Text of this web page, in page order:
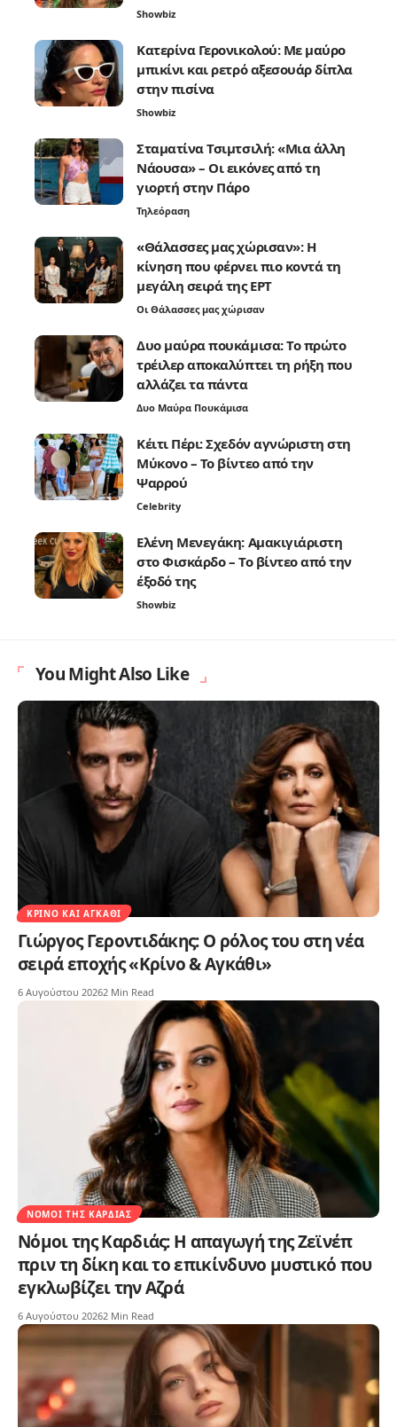
Showbiz
Κατερίνα Γερονικολού: Με μαύρο
μπικίνι και ρετρό αξεσουάρ δίπλα
στην πισίνα
Showbiz
Σταματίνα Τσιμτσιλή: «Μια άλλη
Νάουσα» – Οι εικόνες από τη
γιορτή στην Πάρο
Τηλεόραση
«Θάλασσες μας χώρισαν»: Η
κίνηση που φέρνει πιο κοντά τη
μεγάλη σειρά της ΕΡΤ
Οι Θάλασσες μας χώρισαν
Δυο μαύρα πουκάμισα: Το πρώτο
τρέιλερ αποκαλύπτει τη ρήξη που
αλλάζει τα πάντα
Δυο Μαύρα Πουκάμισα
Κέιτι Πέρι: Σχεδόν αγνώριστη στη
Μύκονο – Το βίντεο από την
Ψαρρού
Celebrity
Ελένη Μενεγάκη: Αμακιγιάριστη
στο Φισκάρδο – Το βίντεο από την
έξοδό της
Showbiz
You Might Also Like
ΚΡΊΝΟ ΚΑΙ ΑΓΚΆΘΙ
Γιώργος Γεροντιδάκης: Ο ρόλος του στη νέα
σειρά εποχής «Κρίνο & Αγκάθι»
6 Αυγούστου 20262 Min Read
ΝΌΜΟΙ ΤΗΣ ΚΑΡΔΙΆΣ
Νόμοι της Καρδιάς: Η απαγωγή της Ζεϊνέπ
πριν τη δίκη και το επικίνδυνο μυστικό που
εγκλωβίζει την Αζρά
6 Αυγούστου 20262 Min Read